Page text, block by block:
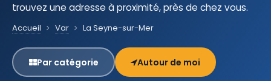
trouvez une adresse à proximité, près de chez vous.
Accueil Var La Seyne-sur-Mer
Par catégorie Autour de moi